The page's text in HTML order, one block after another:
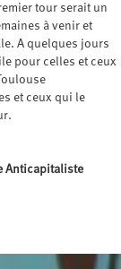
tour serait un
à venir et
A quelques jours
pour celles et ceux
et ceux qui le
Anticapitaliste